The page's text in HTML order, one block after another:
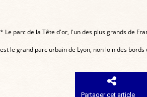
* Le parc de la Tête d'or, l'un des plus grands de
est le grand parc urbain de Lyon, non loin des bords
Partager cet article